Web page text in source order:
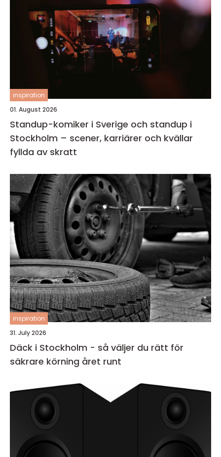
inspiration
01. August 2026
Standup-komiker i Sverige och standup i
Stockholm – scener, karriärer och kvällar
fyllda av skratt
inspiration
31. July 2026
Däck i Stockholm - så väljer du rätt för
säkrare körning året runt